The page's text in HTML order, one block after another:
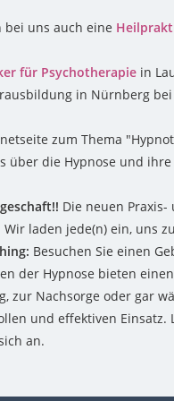
bei uns auch eine
für Psychotherapie in
in Nürnberg bei
zum Thema
über die Hypnose und
Die neuen
laden jede(n) ein, uns
Besuchen Sie einen
der Hypnose bieten
zur Nachsorge oder gar
und effektiven Einsatz.
an.